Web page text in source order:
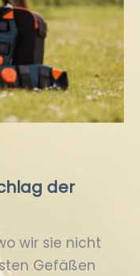
der
wir sie nicht
Gefäßen